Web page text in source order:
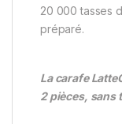
20 000 tasses
préparé.
La carafe
2 pièces, sans